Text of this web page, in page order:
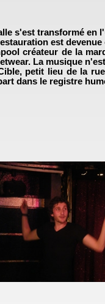
s'est transformé en
est
créateur de la
La musique
petit lieu de la
dans le registre